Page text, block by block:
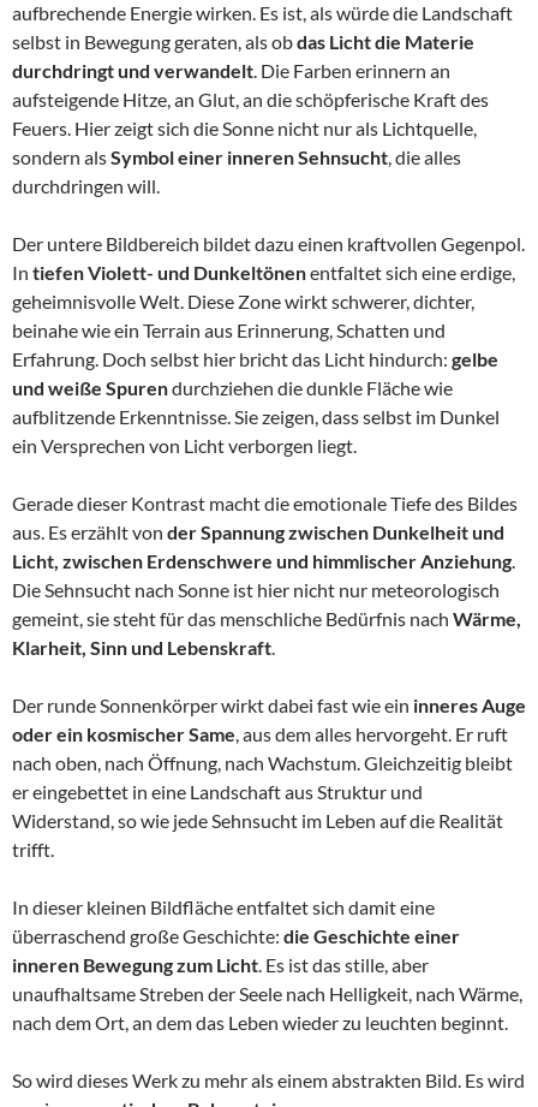
aufbrechende Energie wirken. Es ist, als würde die Landschaft
selbst in Bewegung geraten, als obdas Licht die Materie
durchdringt und verwandelt. Die Farben erinnern an
aufsteigende Hitze, an Glut, an die schöpferische Kraft des
Feuers. Hier zeigt sich die Sonne nicht nur als Lichtquelle,
sondern alsSymbol einer inneren Sehnsucht, die alles
durchdringen will.
Der untere Bildbereich bildet dazu einen kraftvollen Gegenpol.
In tiefen Violett- und Dunkeltönenentfaltet sich eine erdige,
geheimnisvolle Welt. Diese Zone wirkt schwerer, dichter,
beinahe wie ein Terrain aus Erinnerung, Schatten und
Erfahrung. Doch selbst hier bricht das Licht hindurch: gelbe
und weiße Spurendurchziehen die dunkle Fläche wie
aufblitzende Erkenntnisse. Sie zeigen, dass selbst im Dunkel
ein Versprechen von Licht verborgen liegt.
Gerade dieser Kontrast macht die emotionale Tiefe des Bildes
aus. Es erzählt von der Spannung zwischen Dunkelheit und
Licht, zwischen Erdenschwere und himmlischer Anziehung.
Die Sehnsucht nach Sonne ist hier nicht nur meteorologisch
gemeint, sie steht für das menschliche Bedürfnis nach Wärme,
Klarheit, Sinn und Lebenskraft.
Der runde Sonnenkörper wirkt dabei fast wie ein inneres Auge
oder ein kosmischer Same, aus dem alles hervorgeht. Er ruft
nach oben, nach Öffnung, nach Wachstum. Gleichzeitig bleibt
er eingebettet in eine Landschaft aus Struktur und
Widerstand, so wie jede Sehnsucht im Leben auf die Realität
trifft.
In dieser kleinen Bildfläche entfaltet sich damit eine
überraschend große Geschichte: die Geschichte einer
inneren Bewegung zum Licht. Es ist das stille, aber
unaufhaltsame Streben der Seele nach Helligkeit, nach Wärme,
nach dem Ort, an dem das Leben wieder zu leuchten beginnt.
So wird dieses Werk zu mehr als einem abstrakten Bild. Es wird